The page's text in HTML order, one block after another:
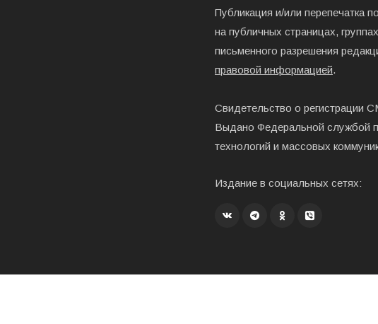
Публикация и/или перепечатка
на публичных страницах,
письменного разрешения
правовой информацией.
Свидетельство о
Выдано Федеральной службой
технологий и массовых
Издание в социальных сетях: